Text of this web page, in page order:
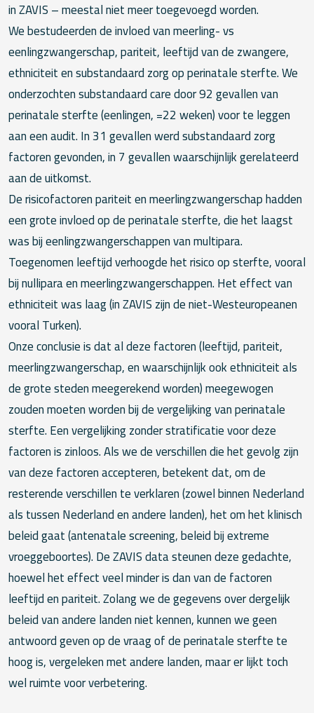
in ZAVIS – meestal niet meer toegevoegd worden.
We bestudeerden de invloed van meerling- vs
eenlingzwangerschap, pariteit, leeftijd van de zwangere,
ethniciteit en substandaard zorg op perinatale sterfte. We
onderzochten substandaard care door 92 gevallen van
perinatale sterfte (eenlingen, =22 weken) voor te leggen
aan een audit. In 31 gevallen werd substandaard zorg
factoren gevonden, in 7 gevallen waarschijnlijk gerelateerd
aan de uitkomst.
De risicofactoren pariteit en meerlingzwangerschap hadden
een grote invloed op de perinatale sterfte, die het laagst
was bij eenlingzwangerschappen van multipara.
Toegenomen leeftijd verhoogde het risico op sterfte, vooral
bij nullipara en meerlingzwangerschappen. Het effect van
ethniciteit was laag (in ZAVIS zijn de niet-Westeuropeanen
vooral Turken).
Onze conclusie is dat al deze factoren (leeftijd, pariteit,
meerlingzwangerschap, en waarschijnlijk ook ethniciteit als
de grote steden meegerekend worden) meegewogen
zouden moeten worden bij de vergelijking van perinatale
sterfte. Een vergelijking zonder stratificatie voor deze
factoren is zinloos. Als we de verschillen die het gevolg zijn
van deze factoren accepteren, betekent dat, om de
resterende verschillen te verklaren (zowel binnen Nederland
als tussen Nederland en andere landen), het om het klinisch
beleid gaat (antenatale screening, beleid bij extreme
vroeggeboortes). De ZAVIS data steunen deze gedachte,
hoewel het effect veel minder is dan van de factoren
leeftijd en pariteit. Zolang we de gegevens over dergelijk
beleid van andere landen niet kennen, kunnen we geen
antwoord geven op de vraag of de perinatale sterfte te
hoog is, vergeleken met andere landen, maar er lijkt toch
wel ruimte voor verbetering.